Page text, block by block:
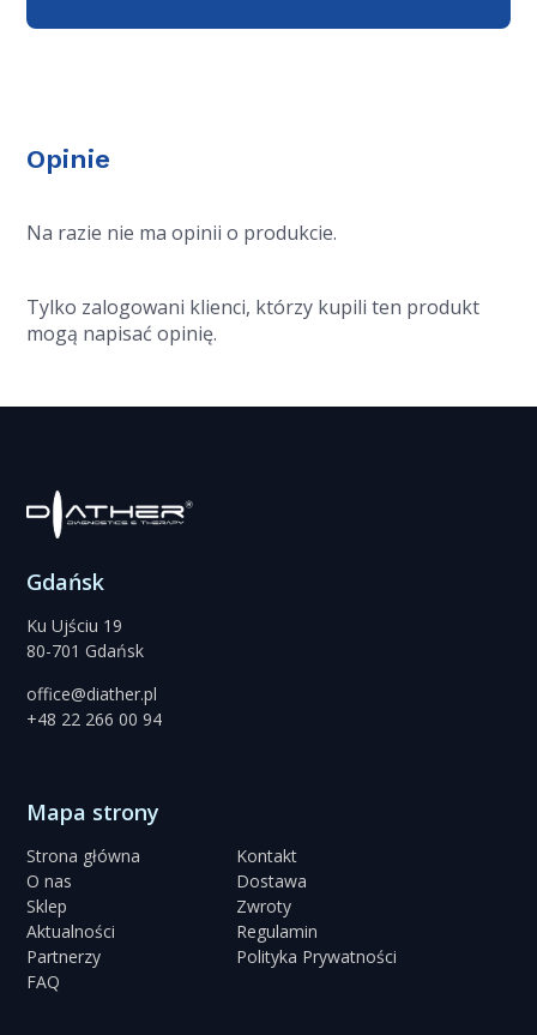
Opinie
Na razie nie ma opinii o produkcie.
Tylko zalogowani klienci, którzy kupili ten produkt
mogą napisać opinię.
Gdańsk
Ku Ujściu 19
80-701 Gdańsk
office@diather.pl
+48 22 266 00 94
Mapa strony
Strona główna
O nas
Sklep
Aktualności
Partnerzy
FAQ
Kontakt
Dostawa
Zwroty
Regulamin
Polityka Prywatności